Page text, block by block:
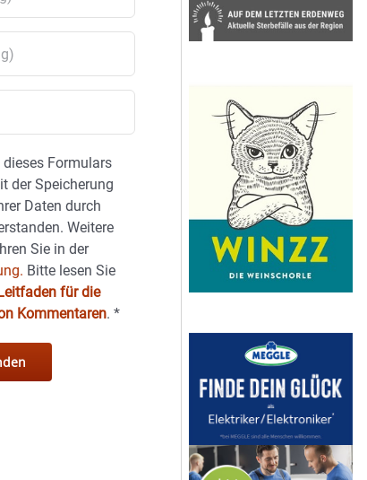
Formulars
der Speicherung
Daten durch
Weitere
Sie in der
Bitte lesen Sie
für die
Kommentaren.*